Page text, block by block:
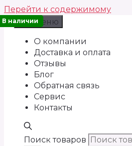
Перейти к содержимому
Меню
О компании
Доставка и оплата
Отзывы
Блог
Обратная связь
Сервис
Контакты
Поиск товаров
В наличии